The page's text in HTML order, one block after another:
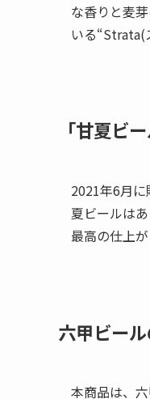
な香りと麦
いる“Strata(
「甘夏ビ
2021年6月
夏ビールは
最高の仕上
六甲ビー
本商品は、